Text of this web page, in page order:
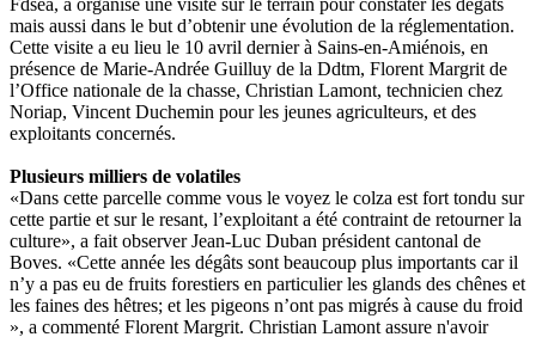
mais aussi dans le but d’obtenir une évolution de la réglementation.
Cette visite a eu lieu le 10 avril dernier à Sains-en-Amiénois, en
présence de Marie-Andrée Guilluy de la Ddtm, Florent Margrit de
l’Office nationale de la chasse, Christian Lamont, technicien chez
Noriap, Vincent Duchemin pour les jeunes agriculteurs, et des
exploitants concernés.
Plusieurs milliers de volatiles
«Dans cette parcelle comme vous le voyez le colza est fort tondu sur
cette partie et sur le resant, l’exploitant a été contraint de retourner la
culture», a fait observer Jean-Luc Duban président cantonal de
Boves. «Cette année les dégâts sont beaucoup plus importants car il
n’y a pas eu de fruits forestiers en particulier les glands des chênes et
les faines des hêtres; et les pigeons n’ont pas migrés à cause du froid
», a commenté Florent Margrit. Christian Lamont assure n'avoir